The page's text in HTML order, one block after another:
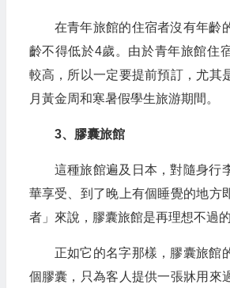
在青年旅館的住宿者沒有年齡
齡不得低於4歲。由於青年旅館住
較高，所以一定要提前預訂，尤其
月黃金周和寒暑假學生旅游期間。
3、膠囊旅館
這種旅館遍及日本，對隨身行
華享受、到了晚上有個睡覺的地方
者」來說，膠囊旅館是再理想不過
正如它的名字那樣，膠囊旅館
個膠囊，只為客人提供一張牀用來